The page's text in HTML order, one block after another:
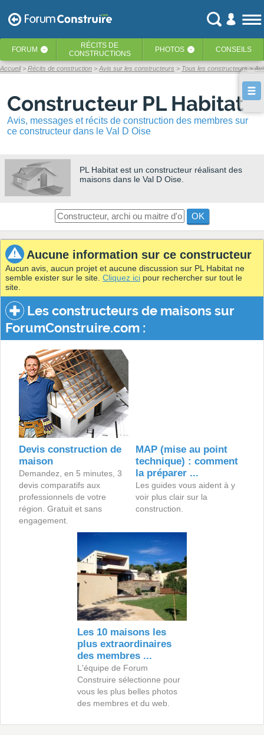
FORUM ‹ RÉCITS DE
CONSTRUCTIONS
PHOTOS ‹ CONSEILS
Accueil Récits de construction Avis sur les constructeurs Tous les constructeurs
Constructeur PL Habitat
Avis, messages et récits de construction des membres sur
ce constructeur dans le Val D Oise
PL Habitat est un constructeur réalisant des
maisons dans le Val D Oise.
OK
Aucune information sur ce constructeur
Aucun avis, aucun projet et aucune discussion sur PL Habitat ne
semble exister sur le site. Cliquez ici pour rechercher sur tout le
site.
Les constructeurs de maisons sur
ForumConstruire.com :
Devis construction de
maison
Demandez, en 5 minutes, 3
devis comparatifs aux
professionnels de votre
région. Gratuit et sans
engagement.
MAP (mise au point
technique) : comment
la préparer ...
Les guides vous aident à y
voir plus clair sur la
construction.
Les 10 maisons les
plus extraordinaires
des membres ...
L'équipe de Forum
Construire sélectionne pour
vous les plus belles photos
des membres et du web.